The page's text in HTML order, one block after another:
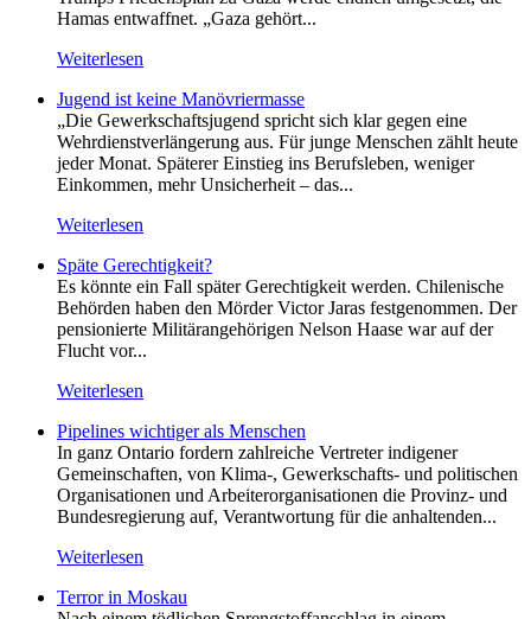
Hamas entwaffnet. „Gaza gehört...
Weiterlesen
Jugend ist keine Manövriermasse
„Die Gewerkschaftsjugend spricht sich klar gegen eine
Wehrdienstverlängerung aus. Für junge Menschen zählt heute
jeder Monat. Späterer Einstieg ins Berufsleben, weniger
Einkommen, mehr Unsicherheit – das...
Weiterlesen
Späte Gerechtigkeit?
Es könnte ein Fall später Gerechtigkeit werden. Chilenische
Behörden haben den Mörder Victor Jaras festgenommen. Der
pensionierte Militärangehörigen Nelson Haase war auf der
Flucht vor...
Weiterlesen
Pipelines wichtiger als Menschen
In ganz Ontario fordern zahlreiche Vertreter indigener
Gemeinschaften, von Klima-, Gewerkschafts- und politischen
Organisationen und Arbeiterorganisationen die Provinz- und
Bundesregierung auf, Verantwortung für die anhaltenden...
Weiterlesen
Terror in Moskau